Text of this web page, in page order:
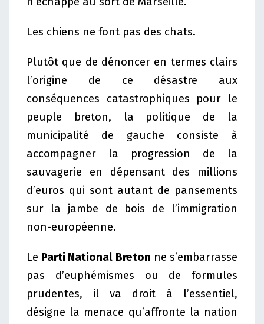
Les chiens ne font pas des chats.
Plutôt que de dénoncer en termes clairs
l’origine de ce désastre aux
conséquences catastrophiques pour le
peuple breton, la politique de la
municipalité de gauche consiste à
accompagner la progression de la
sauvagerie en dépensant des millions
d’euros qui sont autant de pansements
sur la jambe de bois de l’immigration
non-européenne.
Le Parti National Breton ne s’embarrasse
pas d’euphémismes ou de formules
prudentes, il va droit à l’essentiel,
désigne la menace qu’affronte la nation